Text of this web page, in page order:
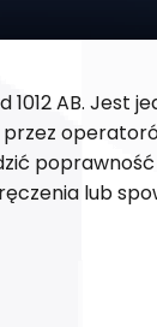
AB. Jest
przez
lub